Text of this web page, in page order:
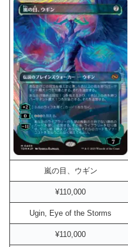
嵐の目、ウギン
¥110,000
Ugin, Eye of the Storms
¥110,000